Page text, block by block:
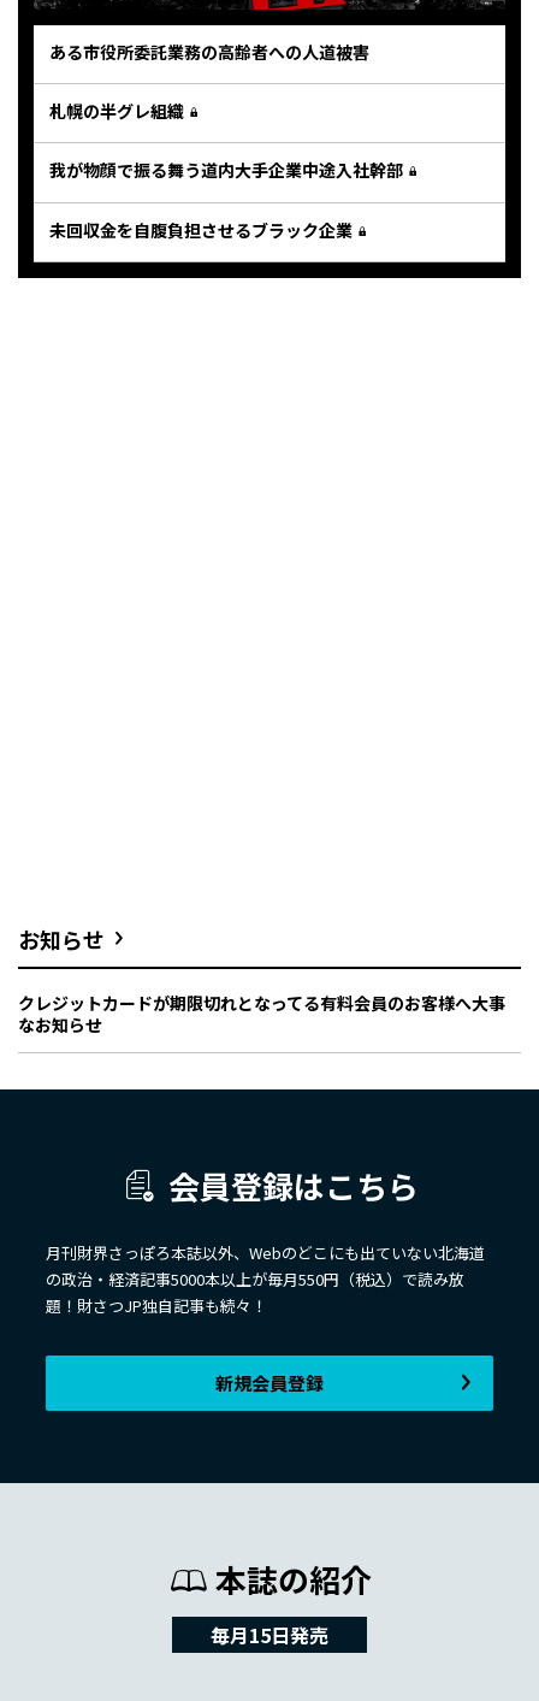
ある市役所委託業務の高齢者への人道被害
札幌の半グレ組織
我が物顔で振る舞う道内大手企業中途入社幹部
未回収金を自腹負担させるブラック企業
お知らせ
クレジットカードが期限切れとなってる有料会員のお客様へ大事
なお知らせ
会員登録はこちら
月刊財界さっぽろ本誌以外、Webのどこにも出ていない北海道
の政治・経済記事5000本以上が毎月550円（税込）で読み放
題！財さつJP独自記事も続々！
新規会員登録
本誌の紹介
毎月15日発売